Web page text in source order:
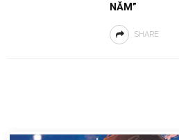
NĂM”
SHARE